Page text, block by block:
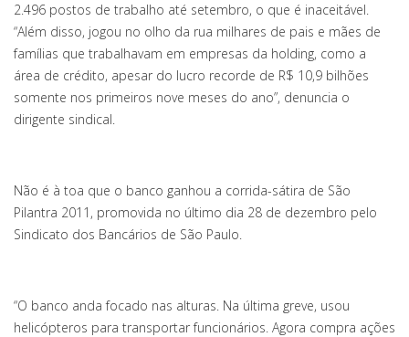
2.496 postos de trabalho até setembro, o que é inaceitável.
“Além disso, jogou no olho da rua milhares de pais e mães de
famílias que trabalhavam em empresas da holding, como a
área de crédito, apesar do lucro recorde de R$ 10,9 bilhões
somente nos primeiros nove meses do ano”, denuncia o
dirigente sindical.
Não é à toa que o banco ganhou a corrida-sátira de São
Pilantra 2011, promovida no último dia 28 de dezembro pelo
Sindicato dos Bancários de São Paulo.
“O banco anda focado nas alturas. Na última greve, usou
helicópteros para transportar funcionários. Agora compra ações